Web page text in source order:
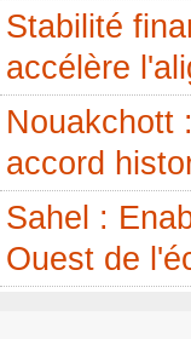
Stabilité
accélère
Nouakchott
accord
Sahel :
Ouest de